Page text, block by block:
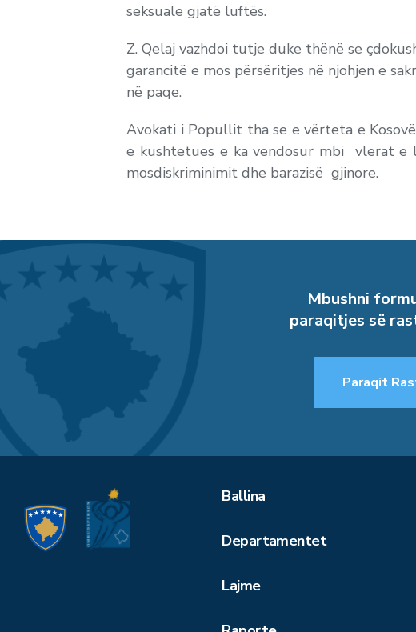
seksuale gjatë luftës.
Z. Qelaj vazhdoi tutje duke thënë se
garancitë e mos përsëritjes në njohjen e
në paqe.
Avokati i Popullit tha se e vërteta e
e kushtetues e ka vendosur mbi vlerat e
mosdiskriminimit dhe barazisë gjinore.
Mbushni
paraqitjes së
Paraqit
Ballina
Departamentet
Lajme